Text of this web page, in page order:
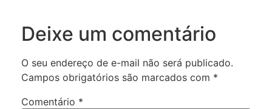
Deixe um comentário
O seu endereço de e-mail não será publicado.
Campos obrigatórios são marcados com *
Comentário *